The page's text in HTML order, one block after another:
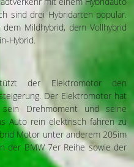
sind drei Hybridarten populär.
Mildhybrid, dem Vollhybrid
Hybrid.
der Elektromotor den
Der Elektromotor hat
Drehmoment und seine
Auto rein elektrisch fahren zu
Motor unter anderem 205im
der BMW 7er Reihe sowie der